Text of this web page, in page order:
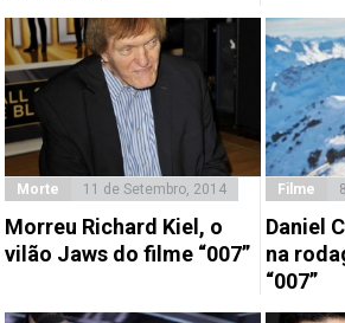
Morte 11 de Setembro, 2014
Morreu Richard Kiel, o
vilão Jaws do filme “007”
Filme
Daniel
na
“007”